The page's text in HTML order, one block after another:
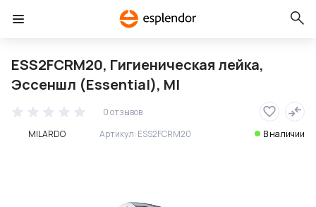
ESS2FCRM20, Гигиеническая лейка,
Эссеншл (Essential), MI
0 отзывов
MILARDO
Артикул: ESS2FCRM20 В наличии